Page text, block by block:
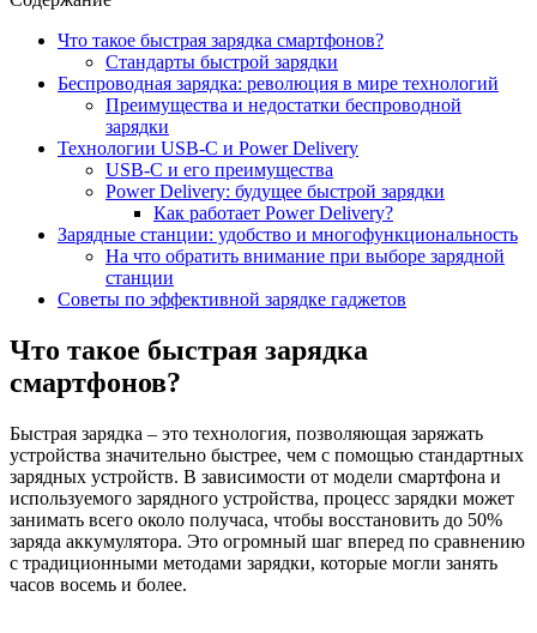
Что такое быстрая зарядка смартфонов?
Стандарты быстрой зарядки
Беспроводная зарядка: революция в мире технологий
Преимущества и недостатки беспроводной
зарядки
Технологии USB-C и Power Delivery
USB-C и его преимущества
Power Delivery: будущее быстрой зарядки
Как работает Power Delivery?
Зарядные станции: удобство и многофункциональность
На что обратить внимание при выборе зарядной
станции
Советы по эффективной зарядке гаджетов
Что такое быстрая зарядка
смартфонов?
Быстрая зарядка – это технология, позволяющая заряжать
устройства значительно быстрее, чем с помощью стандартных
зарядных устройств. В зависимости от модели смартфона и
используемого зарядного устройства, процесс зарядки может
занимать всего около получаса, чтобы восстановить до 50%
заряда аккумулятора. Это огромный шаг вперед по сравнению
с традиционными методами зарядки, которые могли занять
часов восемь и более.